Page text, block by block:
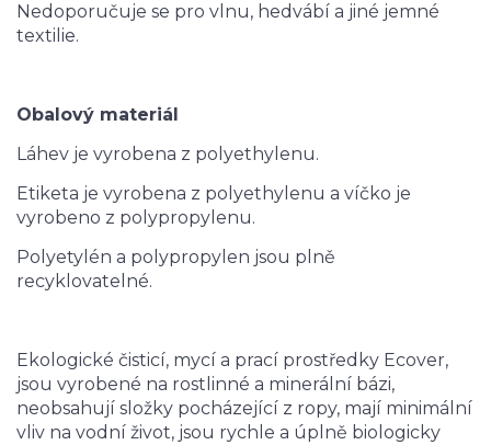
Nedoporučuje se pro vlnu, hedvábí a jiné jemné
textilie.
Obalový materiál
Láhev je vyrobena z polyethylenu.
Etiketa je vyrobena z polyethylenu a víčko je
vyrobeno z polypropylenu.
Polyetylén a polypropylen jsou plně
recyklovatelné.
Ekologické čisticí, mycí a prací prostředky Ecover,
jsou vyrobené na rostlinné a minerální bázi,
neobsahují složky pocházející z ropy, mají minimální
vliv na vodní život, jsou rychle a úplně biologicky